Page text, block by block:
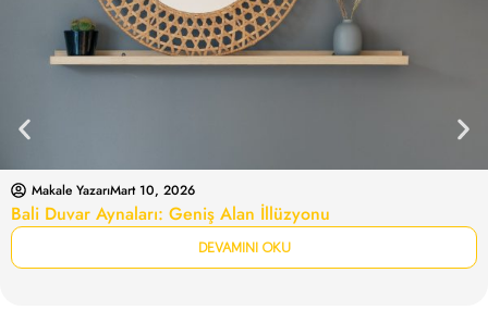
Makale YazarıMart 10, 2026
Bali Duvar Aynaları: Geniş Alan İllüzyonu
DEVAMINI OKU